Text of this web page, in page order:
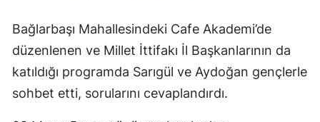
Gümüşhane
Hakkari
Bağlarbaşı Mahallesindeki Cafe Akademi’de
düzenlenen ve Millet İttifakı İl Başkanlarının da
katıldığı programda Sarıgül ve Aydoğan gençlerle
sohbet etti, sorularını cevaplandırdı.